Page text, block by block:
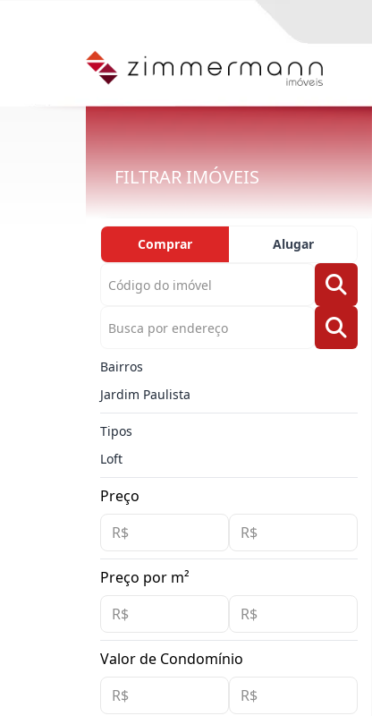
FILTRAR IMÓVEIS
Comprar Alugar
Bairros
Jardim Paulista
Tipos
Loft
Preço
Preço por m²
Valor de Condomínio